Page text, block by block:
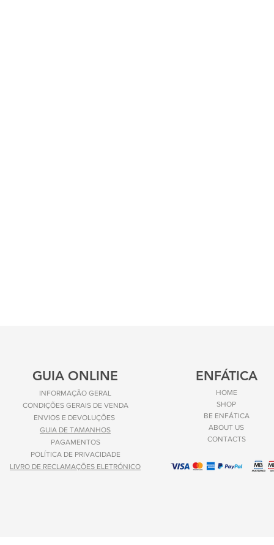
GUIA ONLINE
INFORMAÇÃO GERAL
CONDIÇÕES GERAIS DE VENDA
ENVIOS E DEVOLUÇÕES
GUIA DE TAMANHOS
PAGAMENTOS
POLÍTICA DE PRIVACIDADE
LIVRO DE RECLAMAÇÕES ELETRÓNICO
ENFÁTICA
HOME
SHOP
BE ENFÁTICA
ABOUT US
CONTACTS